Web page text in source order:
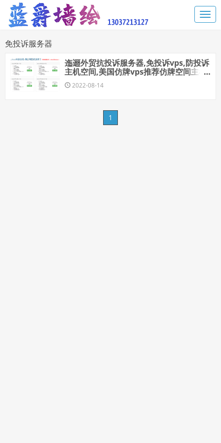
免投诉服务器
迤逦外贸抗投诉服务器,免投诉vps,防投诉
主机空间,美国仿牌vps推荐仿牌空间主机,
国外欧洲荷兰仿牌服务器
2022-08-14
1